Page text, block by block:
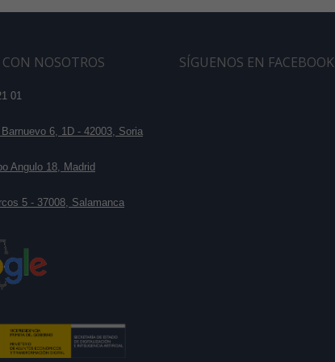
NOSOTROS
01
6, 1D - 42003, Soria
Angulo 18, Madrid
5 - 37008, Salamanca
SÍGUENOS EN FACEBOOK